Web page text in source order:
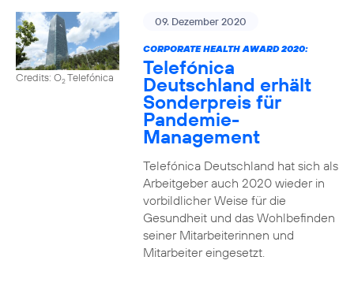
Credits: O2Telefónica
09. Dezember 2020
CORPORATE HEALTH AWARD 2020:
Telefónica
Deutschland erhält
Sonderpreis für
Pandemie-
Management
Telefónica Deutschland hat sich als
Arbeitgeber auch 2020 wieder in
vorbildlicher Weise für die
Gesundheit und das Wohlbefinden
seiner Mitarbeiterinnen und
Mitarbeiter eingesetzt.